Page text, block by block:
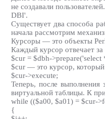
не создавали
DBI'.
Существует два способа
начала рассмотрим
Курсоры — это объекты
Каждый курсор отвечает
$cur = $dbh-
$cur — это курсор, который
$cur->execute;
Теперь, после выполнения
виртуальной таблицы. К
while (($a00, $a01) = $cur-
{